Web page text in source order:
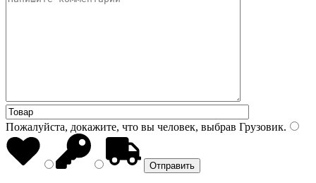
Пожалуйста, докажите, что вы человек, выбрав Грузовик.